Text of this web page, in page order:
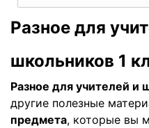
Разное для
школьников 1
Разное для учителей и
другие полезные
предмета, которые вы